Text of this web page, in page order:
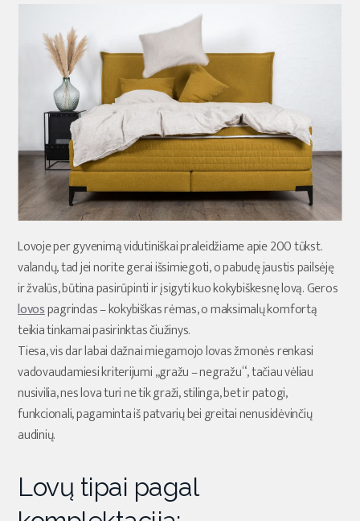
Lovoje per gyvenimą vidutiniškai praleidžiame apie 200 tūkst.
valandų, tad jei norite gerai išsimiegoti, o pabudę jaustis pailsėję
ir žvalūs, būtina pasirūpinti ir įsigyti kuo kokybiškesnę lovą. Geros
lovospagrindas – kokybiškas rėmas, o maksimalų komfortą
teikia tinkamai pasirinktas čiužinys.
Tiesa, vis dar labai dažnai miegamojo lovas žmonės renkasi
vadovaudamiesi kriterijumi „gražu – negražu“, tačiau vėliau
nusivilia, nes lova turi ne tik graži, stilinga, bet ir patogi,
funkcionali, pagaminta iš patvarių bei greitai nenusidėvinčių
audinių.
Lovų tipai pagal